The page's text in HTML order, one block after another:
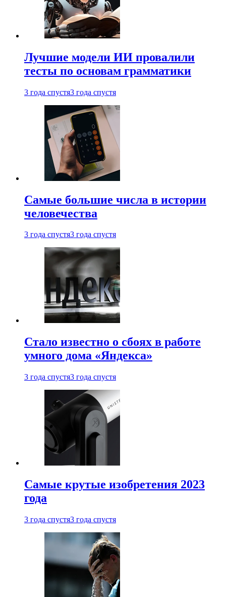
Лучшие модели ИИ провалили
тесты по основам грамматики
3 года спустя3 года спустя
Самые большие числа в истории
человечества
3 года спустя3 года спустя
Стало известно о сбоях в работе
умного дома «Яндекса»
3 года спустя3 года спустя
Самые крутые изобретения 2023
года
3 года спустя3 года спустя